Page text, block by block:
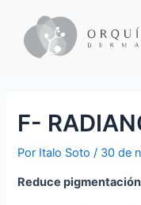
F-
Por Italo Soto/ 30 de
Reduce